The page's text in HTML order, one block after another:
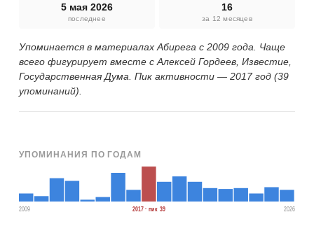
5 мая 2026
последнее
16
за 12 месяцев
Упоминается в материалах Абирега с 2009 года. Чаще
всего фигурирует вместе с Алексей Гордеев, Известие,
Государственная Дума. Пик активности — 2017 год (39
упоминаний).
УПОМИНАНИЯ ПО ГОДАМ
2009 2017 · пик 39 2026